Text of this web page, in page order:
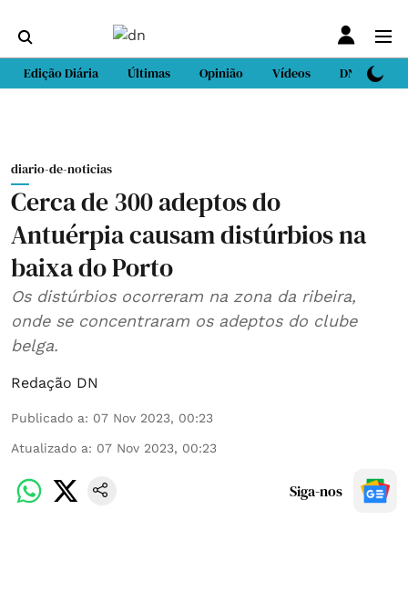
Edição Diária Últimas Opinião Vídeos DN Sport
diario-de-noticias
Cerca de 300 adeptos do
Antuérpia causam distúrbios na
baixa do Porto
Os distúrbios ocorreram na zona da ribeira,
onde se concentraram os adeptos do clube
belga.
Redação DN
Publicado a: 07 Nov 2023, 00:23
Atualizado a: 07 Nov 2023, 00:23
Siga-nos